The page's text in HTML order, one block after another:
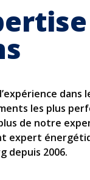
les plus
de notre
expert
depuis 2006.